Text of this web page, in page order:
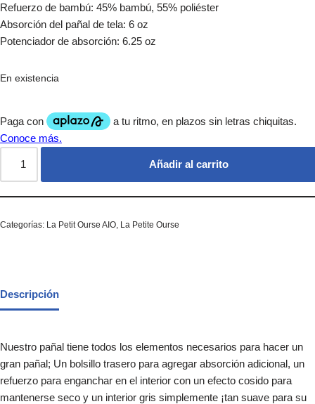
Refuerzo de bambú: 45% bambú, 55% poliéster
Absorción del pañal de tela: 6 oz
Potenciador de absorción: 6.25 oz
En existencia
Añadir al carrito
Categorías: La Petit Ourse AIO La Petite Ourse
Descripción
Nuestro pañal tiene todos los elementos necesarios para hacer un
gran pañal; Un bolsillo trasero para agregar absorción adicional, un
refuerzo para enganchar en el interior con un efecto cosido para
mantenerse seco y un interior gris simplemente ¡tan suave para su